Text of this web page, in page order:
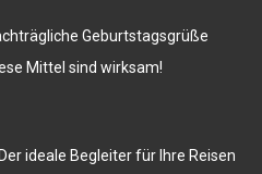
Geburtstagsgrüße
Mittel sind wirksam!
ideale Begleiter für Ihre Reisen